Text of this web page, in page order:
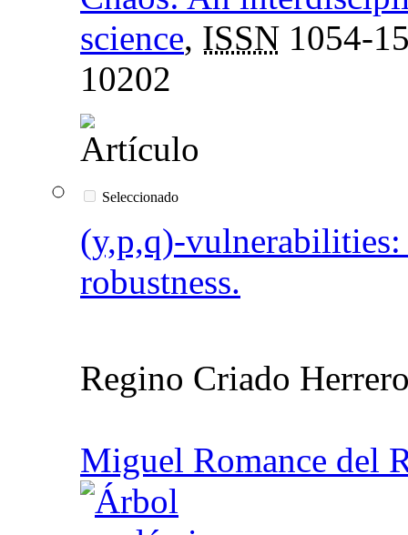
science, ISSN 1054-
10202
Seleccionado
(y,p,q)-
robustness.
Regino Criado
Miguel Romance del